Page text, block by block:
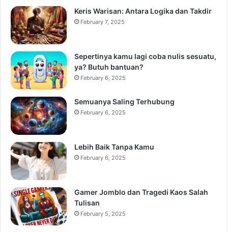
Keris Warisan: Antara Logika dan Takdir
February 7, 2025
Sepertinya kamu lagi coba nulis sesuatu,
ya? Butuh bantuan?
February 6, 2025
Semuanya Saling Terhubung
February 6, 2025
Lebih Baik Tanpa Kamu
February 6, 2025
Gamer Jomblo dan Tragedi Kaos Salah
Tulisan
February 5, 2025